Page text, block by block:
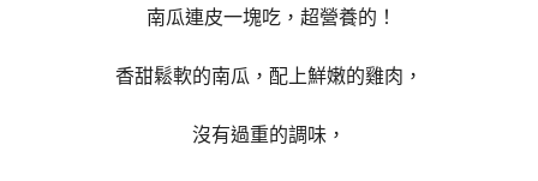
南瓜連皮一塊吃，超營養的！
香甜鬆軟的南瓜，配上鮮嫩的雞肉，
沒有過重的調味，